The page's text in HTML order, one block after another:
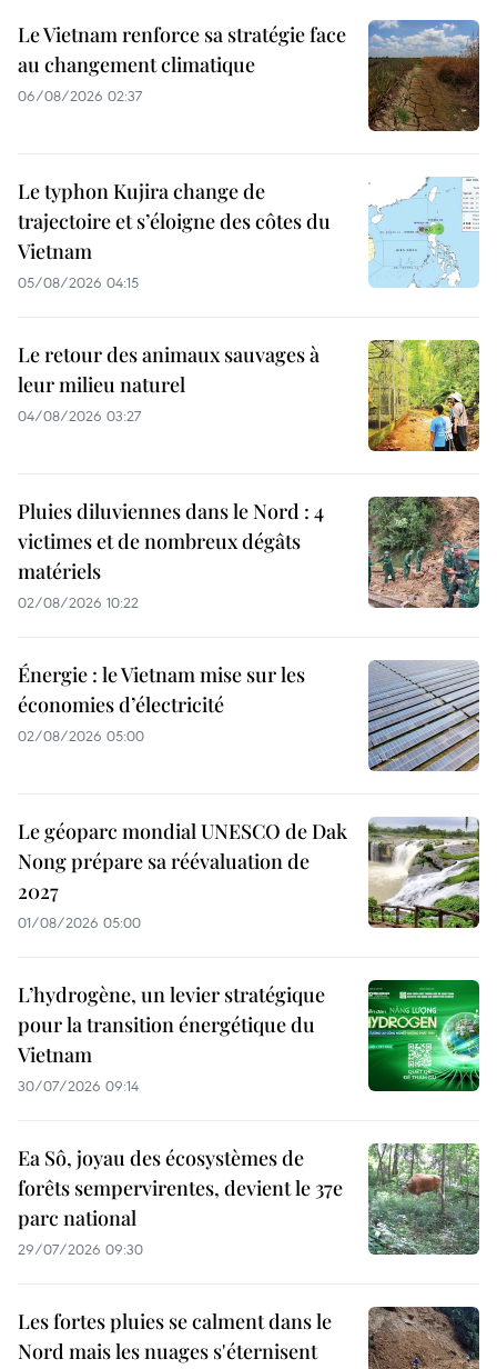
Le Vietnam renforce sa stratégie face
au changement climatique
06/08/2026 02:37
Le typhon Kujira change de
trajectoire et s’éloigne des côtes du
Vietnam
05/08/2026 04:15
Le retour des animaux sauvages à
leur milieu naturel
04/08/2026 03:27
Pluies diluviennes dans le Nord : 4
victimes et de nombreux dégâts
matériels
02/08/2026 10:22
Énergie : le Vietnam mise sur les
économies d’électricité
02/08/2026 05:00
Le géoparc mondial UNESCO de Dak
Nong prépare sa réévaluation de
2027
01/08/2026 05:00
L’hydrogène, un levier stratégique
pour la transition énergétique du
Vietnam
30/07/2026 09:14
Ea Sô, joyau des écosystèmes de
forêts sempervirentes, devient le 37e
parc national
29/07/2026 09:30
Les fortes pluies se calment dans le
Nord mais les nuages s'éternisent